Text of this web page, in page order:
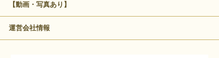
【動画・写真あり】
運営会社情報